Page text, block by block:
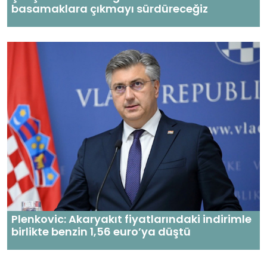
basamaklara çıkmayı sürdüreceğiz
Plenkovic: Akaryakıt fiyatlarındaki indirimle
birlikte benzin 1,56 euro’ya düştü